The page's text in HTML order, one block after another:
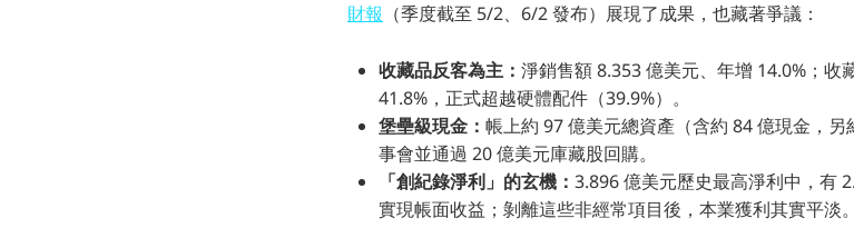
財報 （季度截至 5/2、6/2 發布）展現了成果，也藏著爭議：
收藏品反客為主： 淨銷售額 8.353 億美元、年增 14.0%；收
41.8%，正式超越硬體配件（39.9%）。
堡壘級現金： 帳上約 97 億美元總資產（含約 84 億現金，
事會並通過 20 億美元庫藏股回購。
「創紀錄淨利」的玄機： 3.896 億美元歷史最高淨利中，有
實現帳面收益；剝離這些非經常項目後，本業獲利其實平淡。